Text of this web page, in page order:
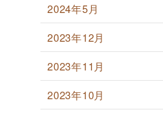
2024年5月
2023年12月
2023年11月
2023年10月